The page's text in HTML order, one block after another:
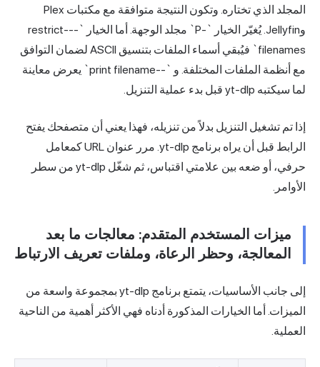
المجلد الذي تختاره. وتكون النتيجة متوافقة مع مكتبات Plex
وJellyfin. يُغيّر الخيار `-P` مجلد الوجهة. أما الخيار `--restrict-
filenames` فيُبقي أسماء الملفات بتنسيق ASCII لضمان التوافق
مع أنظمة الملفات المختلفة. و `--print filename` يعرض معاينة
لما سيكتبه yt-dlp قبل بدء عملية التنزيل.
إذا تم تشغيل التنزيل بدلاً من تنزيله، فهذا يعني أن متصفحك يفتح
الرابط قبل أن يراه برنامج yt-dlp. مرر عنوان URL كمعامل
حرفي، أو ضعه بين علامتي اقتباس، ثم شغّل yt-dlp من سطر
الأوامر.
ميزات المستخدم المتقدم: معالجات ما بعد
المعالجة، وحظر الرعاة، وملفات تعريف الارتباط
إلى جانب الأساسيات، يتمتع برنامج yt-dlp بمجموعة واسعة من
الميزات. أما الخيارات المذكورة أدناه فهي الأكثر أهمية من الناحية
العملية.